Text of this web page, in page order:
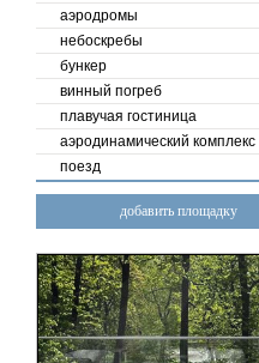
аэродромы
небоскребы
бункер
винный погреб
плавучая гостиница
аэродинамический комплекс
поезд
добавить площадку